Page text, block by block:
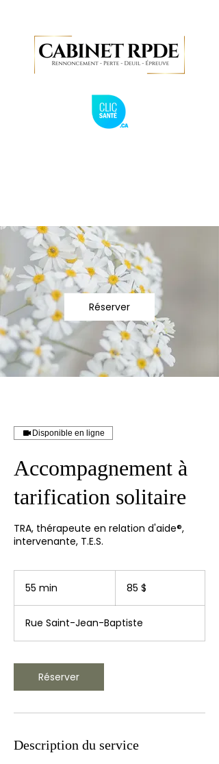
Réserver
Disponible en ligne
Accompagnement à
tarification solitaire
TRA, thérapeute en relation d'aide®,
intervenante, T.E.S.
55 min
i
n
canadiens
85 $
Rue Saint-Jean-Baptiste
Réserver
Description du service